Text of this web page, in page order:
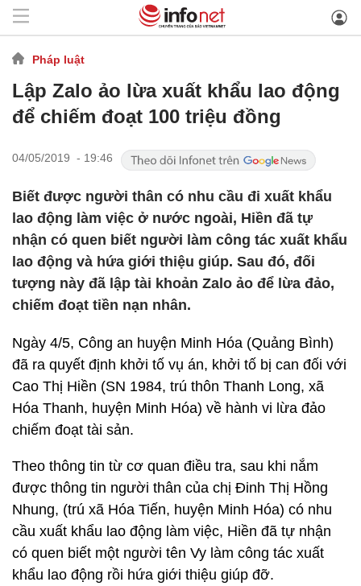
Pháp luật
Lập Zalo ảo lừa xuất khẩu lao động
để chiếm đoạt 100 triệu đồng
04/05/2019 - 19:46
Biết được người thân có nhu cầu đi xuất khẩu
lao động làm việc ở nước ngoài, Hiền đã tự
nhận có quen biết người làm công tác xuất khẩu
lao động và hứa giới thiệu giúp. Sau đó, đối
tượng này đã lập tài khoản Zalo ảo để lừa đảo,
chiếm đoạt tiền nạn nhân.
Ngày 4/5, Công an huyện Minh Hóa (Quảng Bình)
đã ra quyết định khởi tố vụ án, khởi tố bị can đối với
Cao Thị Hiền (SN 1984, trú thôn Thanh Long, xã
Hóa Thanh, huyện Minh Hóa) về hành vi lừa đảo
chiếm đoạt tài sản.
Theo thông tin từ cơ quan điều tra, sau khi nắm
được thông tin người thân của chị Đinh Thị Hồng
Nhung, (trú xã Hóa Tiến, huyện Minh Hóa) có nhu
cầu xuất khẩu lao động làm việc, Hiền đã tự nhận
có quen biết một người tên Vy làm công tác xuất
khẩu lao động rồi hứa giới thiệu giúp đỡ.